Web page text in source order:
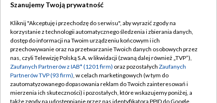
TVP
Abonament TVP
Emisja w TVP
Centrum informacji TVP
Naziemna Telewizja Cyfrowa
Regulamin TVP
Polityka prywatności
Moje zgody
Pomoc
Szanujemy Twoją prywatność
Kliknij "Akceptuję i przechodzę do serwisu", aby wyrazić zgody na
korzystanie z technologii automatycznego śledzenia i zbierania danych,
dostęp do informacji na Twoim urządzeniu końcowym i ich
przechowywanie oraz na przetwarzanie Twoich danych osobowych przez
nas, czyli Telewizję Polską S.A. w likwidacji (zwaną dalej również „TVP”),
Zaufanych Partnerów z IAB* (1201 firm) oraz pozostałych Zaufanych
Partnerów TVP (93 firm), w celach marketingowych (w tym do
zautomatyzowanego dopasowania reklam do Twoich zainteresowań i
mierzenia ich skuteczności) i pozostałych, które wskazujemy poniżej, a
także zgody na udostępnianie przez nas identyfikatora PPID do Google.